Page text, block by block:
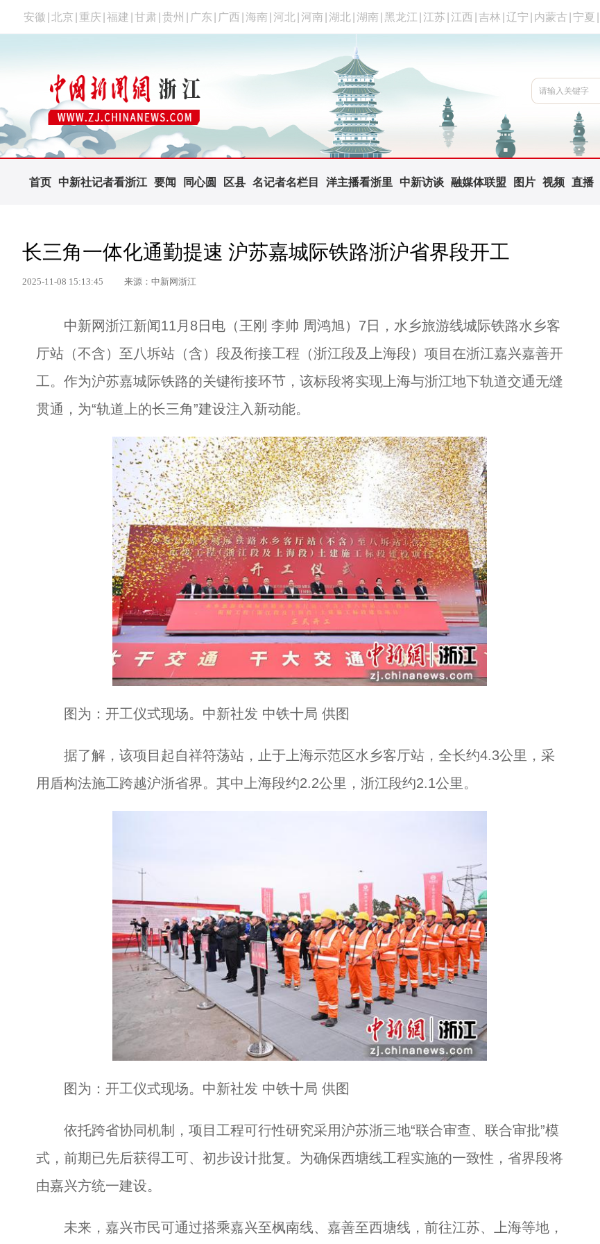
安徽 北京 重庆 福建 甘肃 贵州 广东 广西 海南 河北 河南 湖北 湖南 黑龙江 江苏 江西 吉林 辽宁 内蒙古 宁夏
首页 中新社记者看浙江 要闻 同心圆 区县 名记者名栏目 洋主播看浙里 中新访谈 融媒体联盟 图片 视频 直播
长三角一体化通勤提速 沪苏嘉城际铁路浙沪省界段开工
2025-11-08 15:13:45 来源：中新网浙江
中新网浙江新闻11月8日电（王刚 李帅 周鸿旭）7日，水乡旅游线城际铁路水乡客
厅站（不含）至八坼站（含）段及衔接工程（浙江段及上海段）项目在浙江嘉兴嘉善开
工。作为沪苏嘉城际铁路的关键衔接环节，该标段将实现上海与浙江地下轨道交通无缝
贯通，为“轨道上的长三角”建设注入新动能。
图为：开工仪式现场。中新社发 中铁十局 供图
据了解，该项目起自祥符荡站，止于上海示范区水乡客厅站，全长约4.3公里，采
用盾构法施工跨越沪浙省界。其中上海段约2.2公里，浙江段约2.1公里。
图为：开工仪式现场。中新社发 中铁十局 供图
依托跨省协同机制，项目工程可行性研究采用沪苏浙三地“联合审查、联合审批”模
式，前期已先后获得工可、初步设计批复。为确保西塘线工程实施的一致性，省界段将
由嘉兴方统一建设。
未来，嘉兴市民可通过搭乘嘉兴至枫南线、嘉善至西塘线，前往江苏、上海等地，
2025第六届浙江纪实摄影大展在杭州富阳举办...